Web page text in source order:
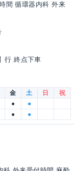
間 循環器内科 外来
行 終点下車
金 土 日
祝
●
●
● ●